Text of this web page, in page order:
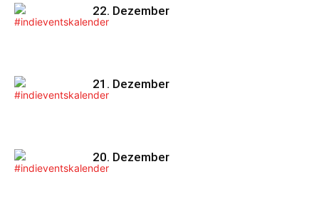
22. Dezember
21. Dezember
20. Dezember